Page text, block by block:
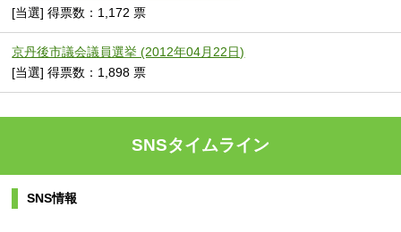
[当選] 得票数：1,172 票
京丹後市議会議員選挙 (2012年04月22日)
[当選] 得票数：1,898 票
SNSタイムライン
SNS情報